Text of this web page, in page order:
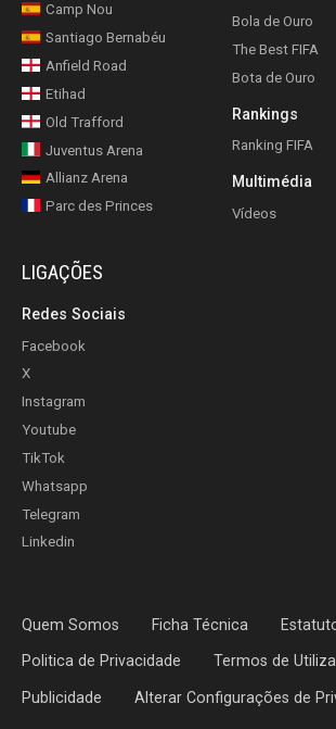
Camp Nou
Santiago Bernabéu
Anfield Road
Etihad
Old Trafford
Juventus Arena
Allianz Arena
Parc des Princes
Bola de Ouro
The Best FIFA
Bota de Ouro
Rankings
Ranking FIFA
Multimédia
Vídeos
LIGAÇÕES
Redes Sociais
Facebook
X
Instagram
Youtube
TikTok
Whatsapp
Telegram
Linkedin
Quem Somos Ficha Técnica
Politica de Privacidade Termos de
Publicidade Alterar Configurações de